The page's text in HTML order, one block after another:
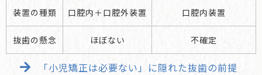
装置の種類 口腔内＋口腔外装置 口腔内装置
抜歯の懸念 ほぼない 不確定
「小児矯正は必要ない」に隠れた抜歯の前提